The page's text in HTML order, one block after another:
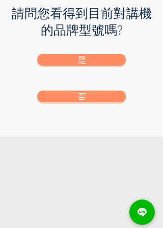
請問您看得到目前對講機
的品牌型號嗎?
是
否